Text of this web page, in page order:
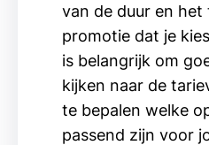
van de duur en het
promotie dat je
is belangrijk om
kijken naar de
te bepalen welke
passend zijn voor